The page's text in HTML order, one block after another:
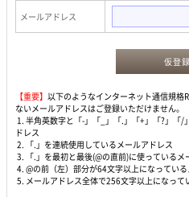
メールアドレス
仮登録
【重要】 以下のようなインターネット通信規
ないメールアドレスはご登録いただけません。
1. 半角英数字と「-」「_」「.」「+」「?」「
ドレス
2. 「.」を連続使用しているメールアドレス
3. 「.」を最初と最後(@の直前)に使っているメ
4. @の前（左）部分が64文字以上になってい
5. メールアドレス全体で256文字以上になって